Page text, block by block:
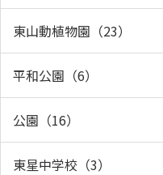
東山動植物園（23）
平和公園（6）
公園（16）
東星中学校（3）